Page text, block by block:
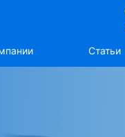
Статьи